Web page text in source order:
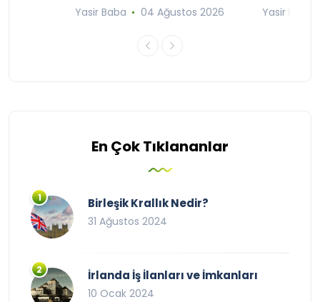
Yasir Baba 04 Ağustos 2026 Yasir Baba
En Çok Tıklananlar
Birleşik Krallık Nedir?
31 Ağustos 2024
İrlanda İş İlanları ve İmkanları
10 Ocak 2024